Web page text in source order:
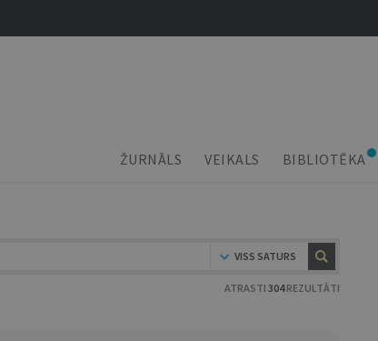
ŽURNĀLS VEIKALS BIBLIOTĒKA
VISS SATURS
ATRASTI 304REZULTĀTI